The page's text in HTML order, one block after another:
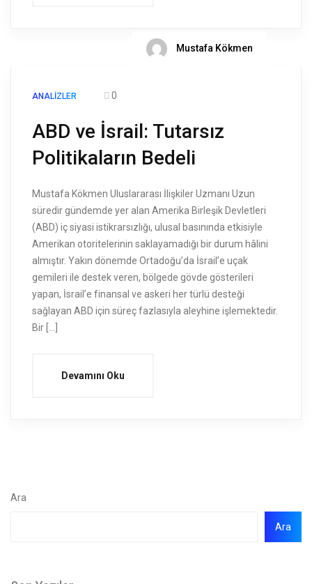
Mustafa Kökmen
ANALIZLER 0
ABD ve İsrail: Tutarsız
Politikaların Bedeli
Mustafa Kökmen Uluslararası İlişkiler Uzmanı Uzun
süredir gündemde yer alan Amerika Birleşik Devletleri
(ABD) iç siyasi istikrarsızlığı, ulusal basınında etkisiyle
Amerikan otoritelerinin saklayamadığı bir durum hâlini
almıştır. Yakın dönemde Ortadoğu’da İsrail’e uçak
gemileri ile destek veren, bölgede gövde gösterileri
yapan, İsrail’e finansal ve askeri her türlü desteği
sağlayan ABD için süreç fazlasıyla aleyhine işlemektedir.
Bir […]
Devamını Oku
Ara
Ara